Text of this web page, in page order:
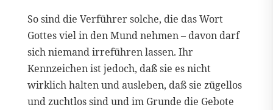
So sind die Verführer solche, die das Wort
Gottes viel in den Mund nehmen – davon darf
sich niemand irreführen lassen. Ihr
Kennzeichen ist jedoch, daß sie es nicht
wirklich halten und ausleben, daß sie zügellos
und zuchtlos sind und im Grunde die Gebote